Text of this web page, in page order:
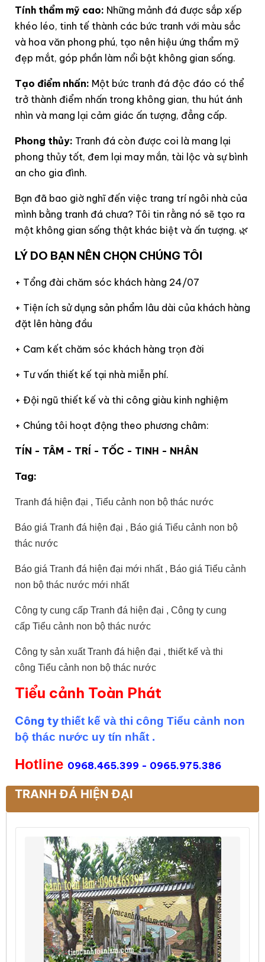
Tính thẩm mỹ cao: Những mảnh đá được sắp xếp
khéo léo, tinh tế thành các bức tranh với màu sắc
và hoa văn phong phú, tạo nên hiệu ứng thẩm mỹ
đẹp mắt, góp phần làm nổi bật không gian sống.
Tạo điểm nhấn: Một bức tranh đá độc đáo có thể
trở thành điểm nhấn trong không gian, thu hút ánh
nhìn và mang lại cảm giác ấn tượng, đẳng cấp.
Phong thủy: Tranh đá còn được coi là mang lại
phong thủy tốt, đem lại may mắn, tài lộc và sự bình
an cho gia đình.
Bạn đã bao giờ nghĩ đến việc trang trí ngôi nhà của
mình bằng tranh đá chưa? Tôi tin rằng nó sẽ tạo ra
một không gian sống thật khác biệt và ấn tượng. 🌿
LÝ DO BẠN NÊN CHỌN CHÚNG TÔI
+ Tổng đài chăm sóc khách hàng 24/07
+ Tiện ích sử dụng sản phẩm lâu dài của khách hàng
đặt lên hàng đầu
+ Cam kết chăm sóc khách hàng trọn đời
+ Tư vấn thiết kế tại nhà miễn phí.
+ Đội ngũ thiết kế và thi công giàu kinh nghiệm
+ Chúng tôi hoạt động theo phương châm:
TÍN - TÂM - TRÍ - TỐC - TINH - NHÂN
Tag:
Tranh đá hiện đại , Tiểu cảnh non bộ thác nước
Báo giá Tranh đá hiện đại , Báo giá Tiểu cảnh non bộ
thác nước
Báo giá Tranh đá hiện đại mới nhất, Báo giá Tiểu cảnh
non bộ thác nước mới nhất
Công ty cung cấp Tranh đá hiện đại , Công ty cung
cấp Tiểu cảnh non bộ thác nước
Công ty sản xuất Tranh đá hiện đại , thiết kế và thi
công Tiểu cảnh non bộ thác nước
Tiểu cảnh Toàn Phát
Công tythiết kế và thi công Tiểu cảnh non
bộ thác nước uy tín nhất .
Hotline 0968.465.399 - 0965.975.386
TRANH ĐÁ HIỆN ĐẠI